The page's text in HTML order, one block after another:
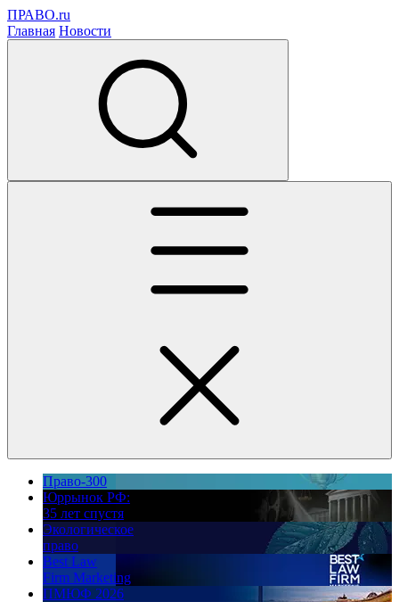
ПРАВО.ru
Главная Новости
Право-300
Юррынок РФ:
35 лет спустя
Экологическое
право
Best Law
Firm Marketing
ПМЮФ 2026